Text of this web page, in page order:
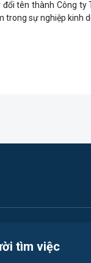
tên thành Công ty
trong sự nghiệp kinh
tìm việc